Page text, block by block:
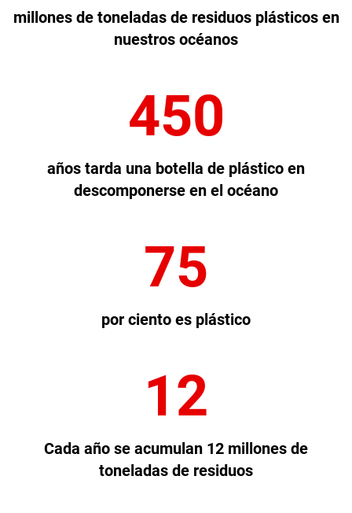
millones de toneladas de residuos plásticos en
nuestros océanos
450
años tarda una botella de plástico en
descomponerse en el océano
75
por ciento es plástico
12
Cada año se acumulan 12 millones de
toneladas de residuos